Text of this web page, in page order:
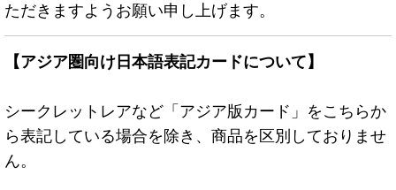
ただきますようお願い申し上げます。
【アジア圏向け日本語表記カードについて】
シークレットレアなど「アジア版カード」をこちらか
ら表記している場合を除き、商品を区別しておりませ
ん。